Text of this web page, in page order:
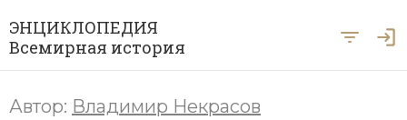
ЭНЦИКЛОПЕДИЯ
Всемирная история
Автор: Владимир Некрасов